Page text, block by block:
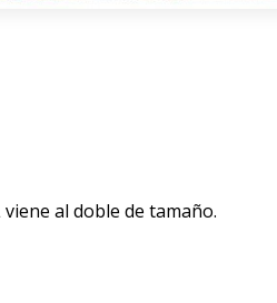
al doble de tamaño.